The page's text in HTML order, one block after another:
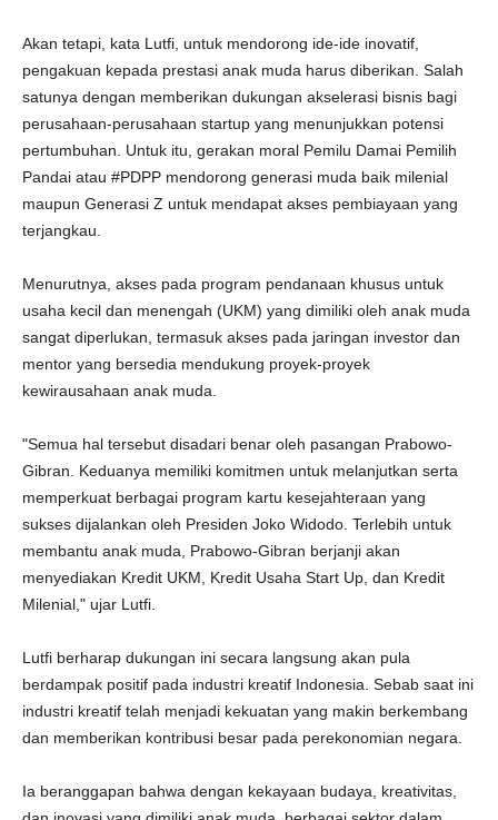
Akan tetapi, kata Lutfi, untuk mendorong ide-ide inovatif,
pengakuan kepada prestasi anak muda harus diberikan. Salah
satunya dengan memberikan dukungan akselerasi bisnis bagi
perusahaan-perusahaan startup yang menunjukkan potensi
pertumbuhan. Untuk itu, gerakan moral Pemilu Damai Pemilih
Pandai atau #PDPP mendorong generasi muda baik milenial
maupun Generasi Z untuk mendapat akses pembiayaan yang
terjangkau.
Menurutnya, akses pada program pendanaan khusus untuk
usaha kecil dan menengah (UKM) yang dimiliki oleh anak muda
sangat diperlukan, termasuk akses pada jaringan investor dan
mentor yang bersedia mendukung proyek-proyek
kewirausahaan anak muda.
"Semua hal tersebut disadari benar oleh pasangan Prabowo-
Gibran. Keduanya memiliki komitmen untuk melanjutkan serta
memperkuat berbagai program kartu kesejahteraan yang
sukses dijalankan oleh Presiden Joko Widodo. Terlebih untuk
membantu anak muda, Prabowo-Gibran berjanji akan
menyediakan Kredit UKM, Kredit Usaha Start Up, dan Kredit
Milenial," ujar Lutfi.
Lutfi berharap dukungan ini secara langsung akan pula
berdampak positif pada industri kreatif Indonesia. Sebab saat ini
industri kreatif telah menjadi kekuatan yang makin berkembang
dan memberikan kontribusi besar pada perekonomian negara.
Ia beranggapan bahwa dengan kekayaan budaya, kreativitas,